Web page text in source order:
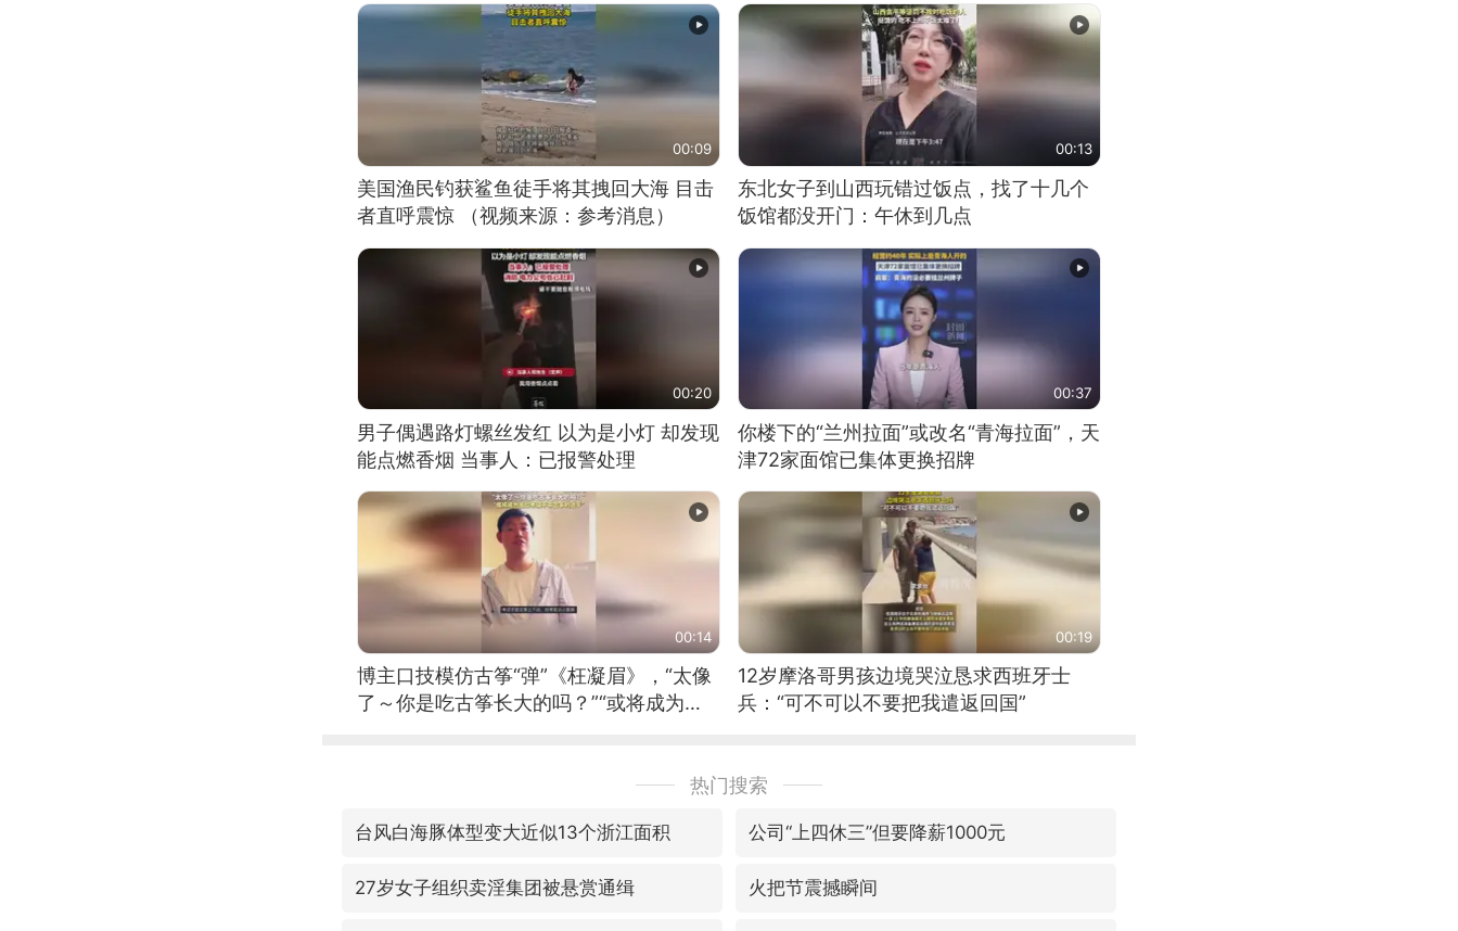
00:09
美国渔民钓获鲨鱼徒手将其拽回大海 目击
者直呼震惊 （视频来源：参考消息）
00:13
东北女子到山西玩错过饭点，找了十几个
饭馆都没开门：午休到几点
00:20
男子偶遇路灯螺丝发红 以为是小灯 却发现
能点燃香烟 当事人：已报警处理
00:37
你楼下的“兰州拉面”或改名“青海拉面”，天
津72家面馆已集体更换招牌
00:14
博主口技模仿古筝“弹”《枉凝眉》，“太像
了～你是吃古筝长大的吗？”“或将成为首
00:19
12岁摩洛哥男孩边境哭泣恳求西班牙士
兵：“可不可以不要把我遣返回国”
热门搜索
台风白海豚体型变大近似13个浙江面积 公司“上四休三”但要降薪1000元
27岁女子组织卖淫集团被悬赏通缉 火把节震撼瞬间